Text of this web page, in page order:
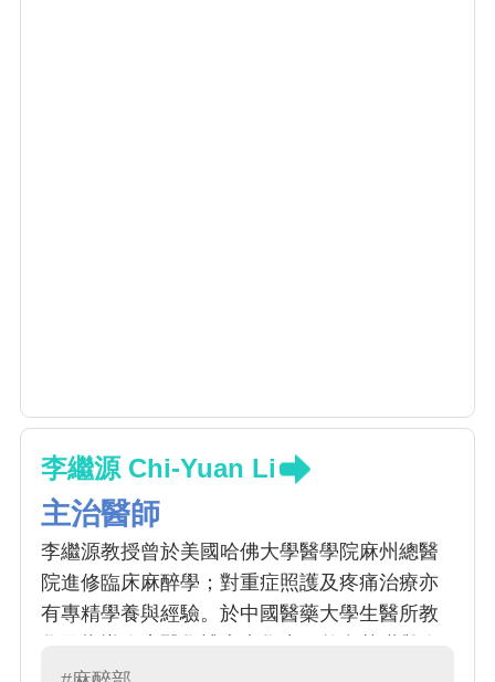
李繼源 Chi-Yuan Li
主治醫師
李繼源教授曾於美國哈佛大學醫學院麻州總醫
院進修臨床麻醉學；對重症照護及疼痛治療亦
有專精學養與經驗。於中國醫藥大學生醫所教
床轉譯醫學研究，對腎臟及心血管疾病之細胞